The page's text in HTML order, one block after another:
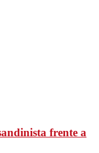
frente a